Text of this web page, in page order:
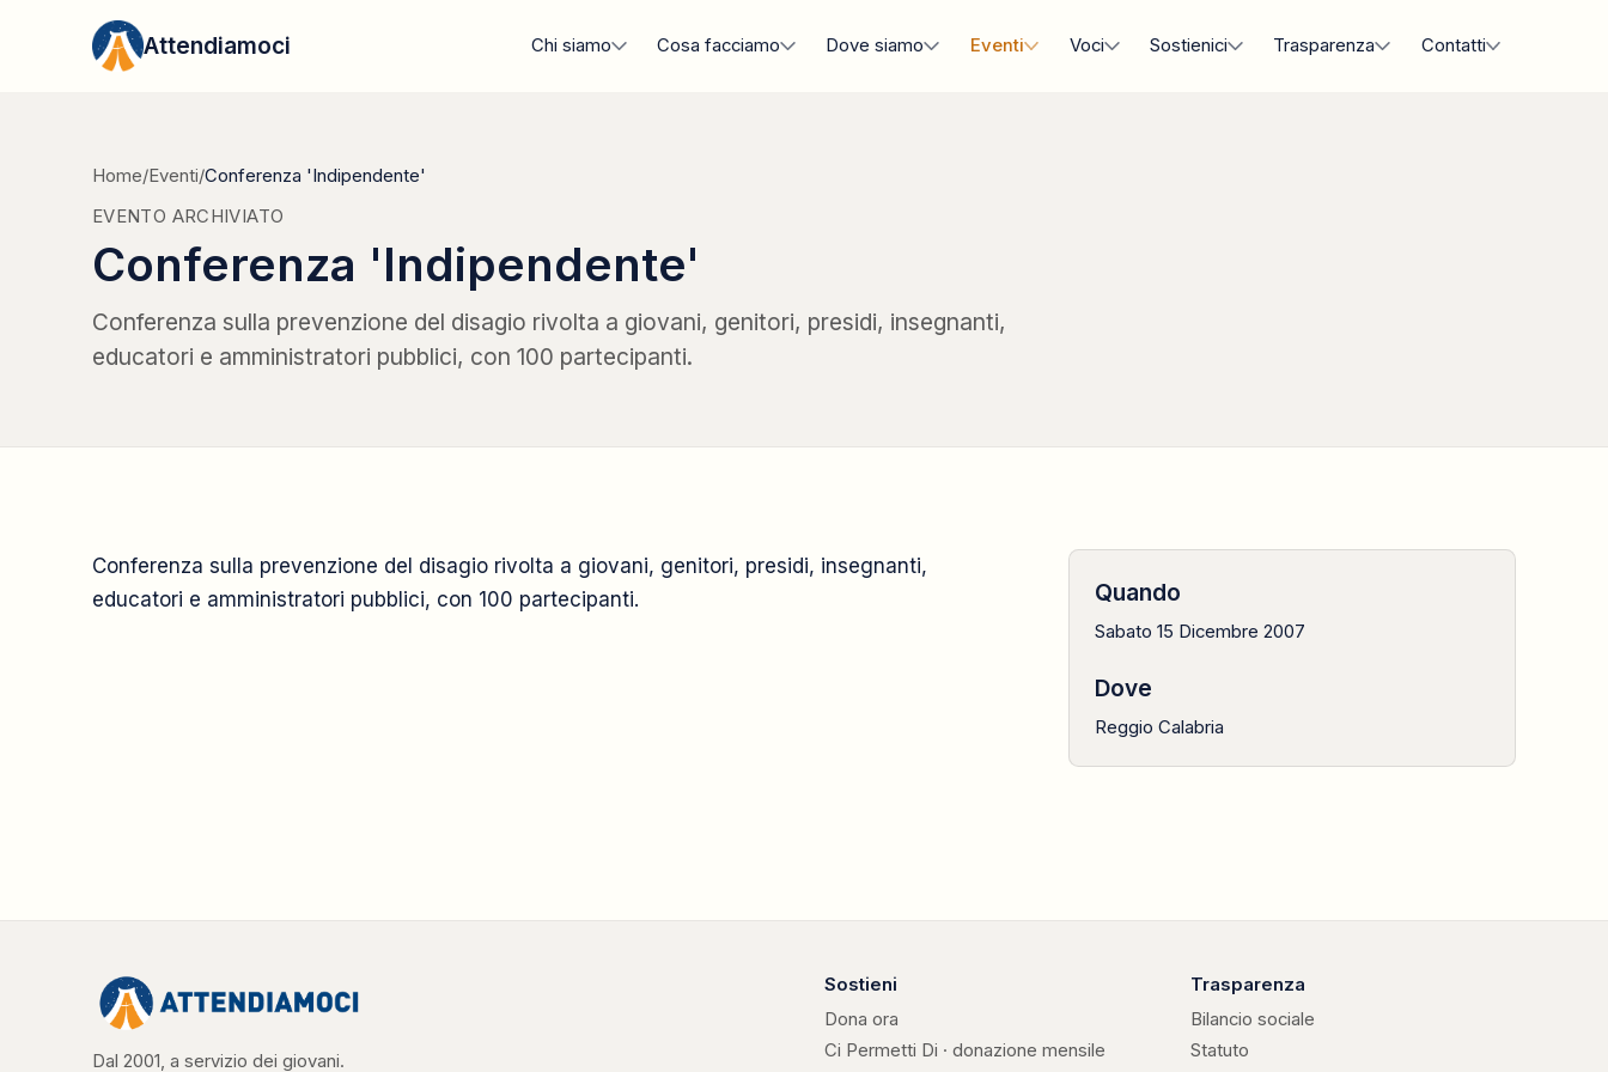
Vai al contenuto
Attendiamoci Chi siamo Cosa facciamo Dove siamo Eventi Voci Sostienici Trasparenza Contatti
Home/Eventi/Conferenza 'Indipendente'
EVENTO ARCHIVIATO
Conferenza 'Indipendente'
Conferenza sulla prevenzione del disagio rivolta a giovani, genitori, presidi, insegnanti,
educatori e amministratori pubblici, con 100 partecipanti.
2007
Conferenza sulla prevenzione del disagio rivolta a giovani, genitori, presidi, insegnanti,
educatori e amministratori pubblici, con 100 partecipanti.
Quando
Sabato 15 Dicembre 2007
Dove
Reggio Calabria
Dal 2001, a servizio dei giovani.
Sostieni
Dona ora
Ci Permetti Di · donazione mensile
Trasparenza
Bilancio sociale
Statuto